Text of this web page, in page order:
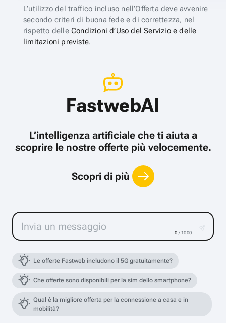
L’utilizzo del traffico incluso nell’Offerta deve avvenire
secondo criteri di buona fede e di correttezza, nel
rispetto delle Condizioni d’Uso del Servizio e delle
limitazioni previste.
FastwebAI
L’intelligenza artificiale che ti aiuta a
scoprire le nostre offerte più velocemente.
Scopri di più
0 / 1000
Le offerte Fastweb includono il 5G gratuitamente?
Che offerte sono disponibili per la sim dello smartphone?
Qual è la migliore offerta per la connessione a casa e in
mobilità?